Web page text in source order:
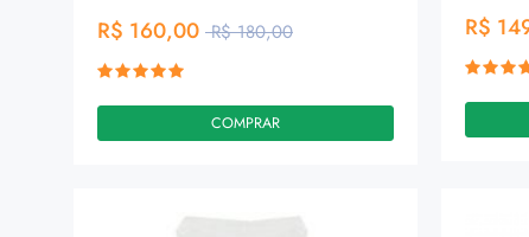
R$ 160,00 R$ 180,00
COMPRAR
R$